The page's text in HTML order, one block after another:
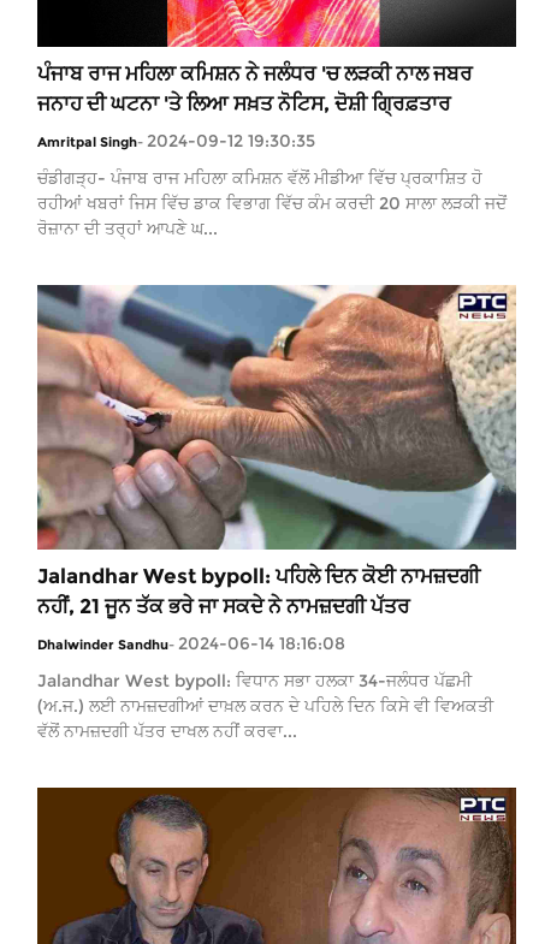
ਪੰਜਾਬ ਰਾਜ ਮਹਿਲਾ ਕਮਿਸ਼ਨ ਨੇ ਜਲੰਧਰ 'ਚ ਲੜਕੀ ਨਾਲ ਜਬਰ
ਜਨਾਹ ਦੀ ਘਟਨਾ 'ਤੇ ਲਿਆ ਸਖ਼ਤ ਨੋਟਿਸ, ਦੋਸ਼ੀ ਗ੍ਰਿਫ਼ਤਾਰ
Amritpal Singh- 2024-09-12 19:30:35
ਚੰਡੀਗੜ੍ਹ- ਪੰਜਾਬ ਰਾਜ ਮਹਿਲਾ ਕਮਿਸ਼ਨ ਵੱਲੋਂ ਮੀਡੀਆ ਵਿੱਚ ਪ੍ਰਕਾਸ਼ਿਤ ਹੋ
ਰਹੀਆਂ ਖਬਰਾਂ ਜਿਸ ਵਿੱਚ ਡਾਕ ਵਿਭਾਗ ਵਿੱਚ ਕੰਮ ਕਰਦੀ 20 ਸਾਲਾ ਲੜਕੀ ਜਦੋਂ
ਰੋਜ਼ਾਨਾ ਦੀ ਤਰ੍ਹਾਂ ਆਪਣੇ ਘ...
Jalandhar West bypoll: ਪਹਿਲੇ ਦਿਨ ਕੋਈ ਨਾਮਜ਼ਦਗੀ
ਨਹੀਂ, 21 ਜੂਨ ਤੱਕ ਭਰੇ ਜਾ ਸਕਦੇ ਨੇ ਨਾਮਜ਼ਦਗੀ ਪੱਤਰ
Dhalwinder Sandhu- 2024-06-14 18:16:08
Jalandhar West bypoll: ਵਿਧਾਨ ਸਭਾ ਹਲਕਾ 34-ਜਲੰਧਰ ਪੱਛਮੀ
(ਅ.ਜ.) ਲਈ ਨਾਮਜ਼ਦਗੀਆਂ ਦਾਖ਼ਲ ਕਰਨ ਦੇ ਪਹਿਲੇ ਦਿਨ ਕਿਸੇ ਵੀ ਵਿਅਕਤੀ
ਵੱਲੋਂ ਨਾਮਜ਼ਦਗੀ ਪੱਤਰ ਦਾਖਲ ਨਹੀਂ ਕਰਵਾ...